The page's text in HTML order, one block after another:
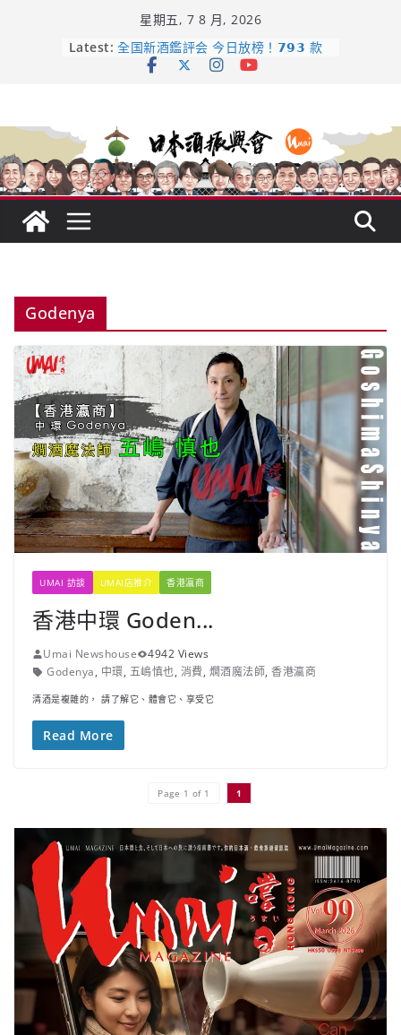
星期五, 7 8 月, 2026
Latest: 日本酒類地理標示 (GI) 認定一覽表
全国新酒鑑評会 今日放榜！𝟳𝟵𝟯 款
市場！梅乃宿上市背後的密碼
龜之井酒造：口說上手 – 山形純米大
吟釀的堅持與傳承 ～ くどき上手
Godenya
UMAI 訪談 UMAI店推介 香港瀛商
香港中環 Goden...
Umai Newshouse
4942 Views
Godenya, 中環, 五嶋慎也, 消費, 燗酒魔法師, 香港瀛商
清酒是複雜的， 請了解它、體會它、享受它
Read More
Page 1 of 1 1